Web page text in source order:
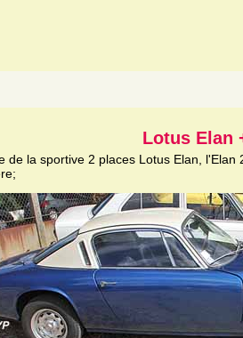
Lotus Elan
de la sportive 2 places Lotus Elan,